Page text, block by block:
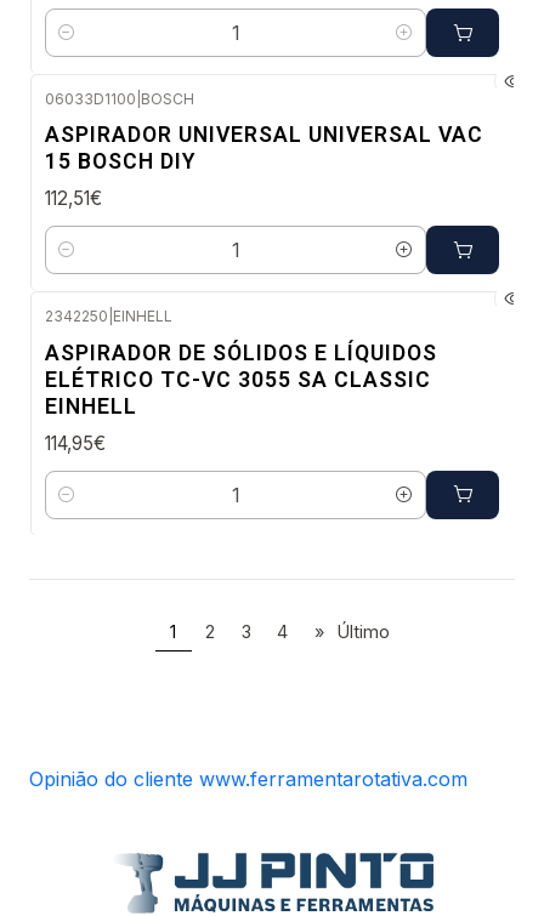
Quantidade
06033D1100 BOSCH
ASPIRADOR UNIVERSAL UNIVERSAL VAC
15 BOSCH DIY
112,51€
Quantidade
2342250 EINHELL
ASPIRADOR DE SÓLIDOS E LÍQUIDOS
ELÉTRICO TC-VC 3055 SA CLASSIC
EINHELL
114,95€
Quantidade
1 2 3 4 » Último
Opinião do cliente www.ferramentarotativa.com